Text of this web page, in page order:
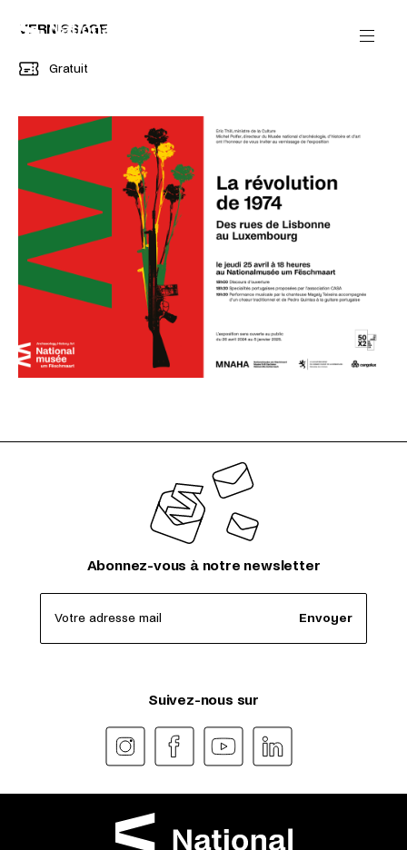
VERNISSAGE
Gratuit
Abonnez-vous à notre newsletter
Votre adresse mail Envoyer
Suivez-nous sur